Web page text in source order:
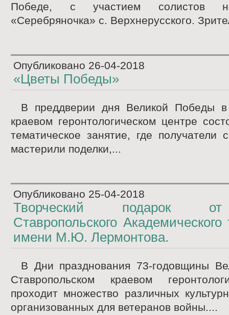
Победе, с участием солистов
«Серебряночка» с. Верхнерусского.
Опубликовано 26-04-2018
«Цветы Победы»
В преддверии дня Великой Победы в
краевом геронтологическом центре
тематическое занятие, где получатели
мастерили поделки,...
Опубликовано 25-04-2018
Творческий подарок
Ставропольского
имени М.Ю. Лермонтова.
В Дни празднования 73-годовщины
Ставропольском краевом
проходит множество различных
организованных для ветеранов войны....